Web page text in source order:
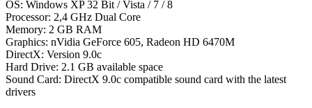
OS: Windows XP 32 Bit / Vista / 7 / 8
Processor: 2,4 GHz Dual Core
Memory: 2 GB RAM
Graphics: nVidia GeForce 605, Radeon HD 6470M
DirectX: Version 9.0c
Hard Drive: 2.1 GB available space
Sound Card: DirectX 9.0c compatible sound card with the latest
drivers